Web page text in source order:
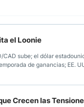
el Loonie
sube; el dólar
de ganancias; EE.
Crecen las